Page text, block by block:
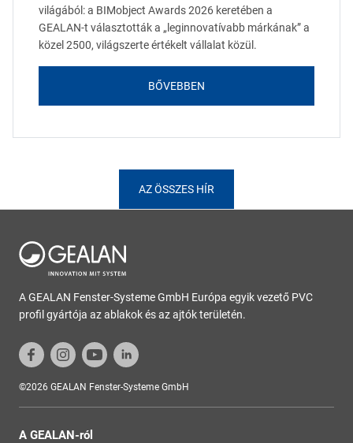
világából: a BIMobject Awards 2026 keretében a
GEALAN-t választották a „leginnovatívabb márkának” a
közel 2500, világszerte értékelt vállalat közül.
BŐVEBBEN
AZ ÖSSZES HÍR
A GEALAN Fenster-Systeme GmbH Európa egyik vezető PVC
profil gyártója az ablakok és az ajtók területén.
©2026 GEALAN Fenster-Systeme GmbH
A GEALAN-ról